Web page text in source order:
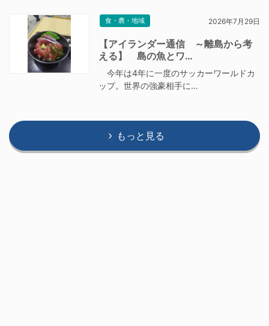
食・農・地域 2026年7月29日
【アイランダー通信 ～離島から考
える】 島の魚とワ…
今年は4年に一度のサッカーワールドカ
ップ。世界の強豪相手に…
もっと見る